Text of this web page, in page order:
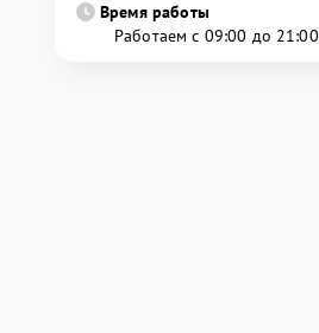
Время работы
Работаем с 09:00 до 21:00